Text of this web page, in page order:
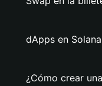
dApps en Solana
¿Cómo crear